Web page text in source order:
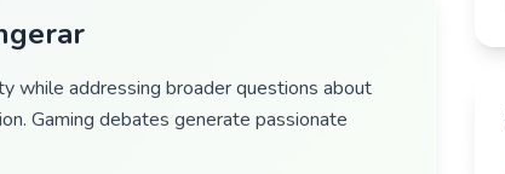
while addressing broader questions about
Gaming debates generate passionate